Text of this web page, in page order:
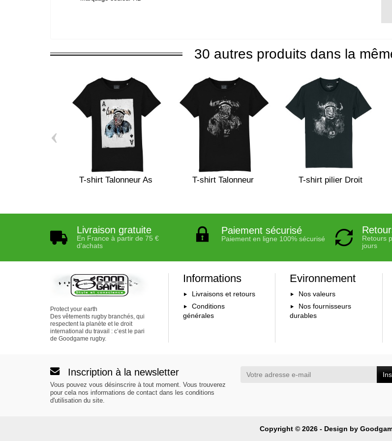
30 autres produits dans la
T-shirt Talonneur As T-shirt Talonneur T-shirt pilier Droit
‹
Livraison gratuite
En France à partir de 75 €
d'achats
Paiement sécurisé
Paiement en ligne 100% sécurisé
Retours
jours
Protect your earth
Des vêtements rugby branchés, qui
respectent la planète et le droit
international du travail : c’est le pari
de Goodgame rugby.
Informations
Livraisons et retours
Conditions
générales
Evironnement
Nos valeurs
Nos fournisseurs
durables
Inscription à la newsletter
Vous pouvez vous désinscrire à tout moment. Vous trouverez
pour cela nos informations de contact dans les conditions
d'utilisation du site.
Copyright © 2026 - Design by